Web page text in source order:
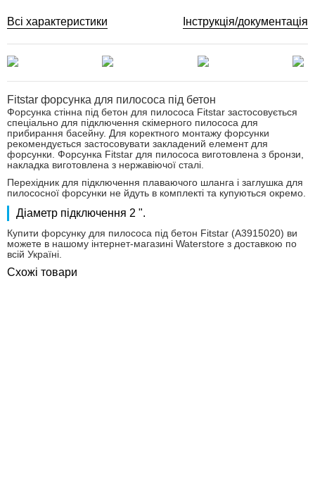
Всі характеристики Інструкція/документація
Fitstar форсунка для пилососа під бетон
Форсунка стінна під бетон для пилососа Fitstar застосовується
спеціально для підключення скімерного пилососа для
прибирання басейну. Для коректного монтажу форсунки
рекомендується застосовувати закладений елемент для
форсунки. Форсунка Fitstar для пилососа виготовлена ​​з бронзи,
накладка виготовлена ​​з нержавіючої сталі.
Перехідник для підключення плаваючого шланга і заглушка для
пилососної форсунки не йдуть в комплекті та купуються окремо.
Діаметр підключення 2 ".
Купити форсунку для пилососа під бетон Fitstar (А3915020) ви
можете в нашому інтернет-магазині Waterstore з доставкою по
всій Україні.
Схожі товари